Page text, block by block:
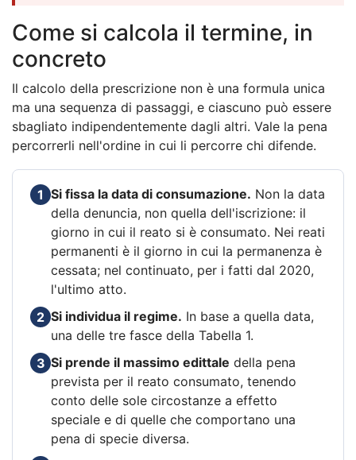
Come si calcola il termine, in
concreto
Il calcolo della prescrizione non è una formula unica
ma una sequenza di passaggi, e ciascuno può essere
sbagliato indipendentemente dagli altri. Vale la pena
percorrerli nell'ordine in cui li percorre chi difende.
1 Si fissa la data di consumazione. Non la data
della denuncia, non quella dell'iscrizione: il
giorno in cui il reato si è consumato. Nei reati
permanenti è il giorno in cui la permanenza è
cessata; nel continuato, per i fatti dal 2020,
l'ultimo atto.
2 Si individua il regime. In base a quella data,
una delle tre fasce della Tabella 1.
3 Si prende il massimo edittale della pena
prevista per il reato consumato, tenendo
conto delle sole circostanze a effetto
speciale e di quelle che comportano una
pena di specie diversa.